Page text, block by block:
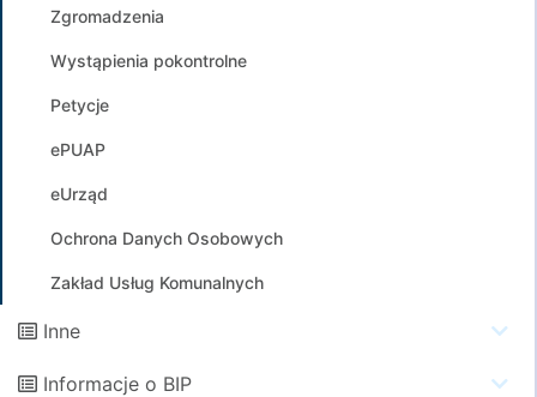
Zgromadzenia
Wystąpienia pokontrolne
Petycje
ePUAP
eUrząd
Ochrona Danych Osobowych
Zakład Usług Komunalnych
Inne
Informacje o BIP